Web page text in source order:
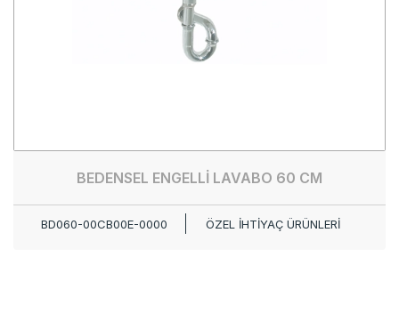
BEDENSEL ENGELLİ LAVABO 60 CM
BD060-00CB00E-0000 ÖZEL İHTİYAÇ ÜRÜNLERİ